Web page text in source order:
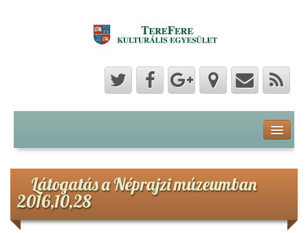
Hozzászólások
Hírek
Látogatás a Néprajzi múzeumban
2016,10,28